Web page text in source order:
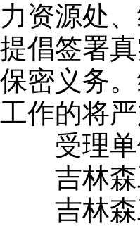
力资源处
提倡签署
保密义务
工作的将
受理单
吉林森
吉林森